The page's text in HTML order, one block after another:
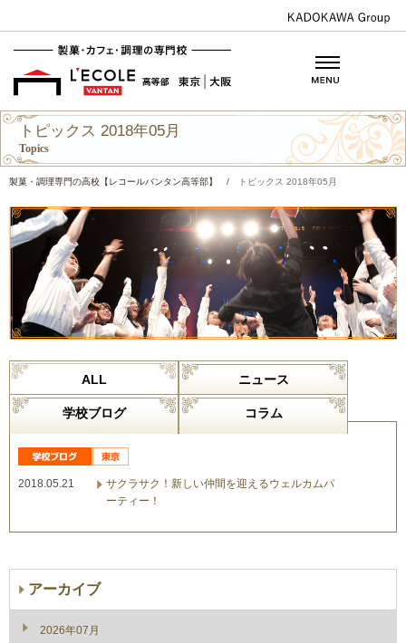
トピックス 2018年05月
Topics
製菓・調理専門の高校【レコールバンタン高等部】 / トピックス 2018年05月
ALL ニュース
学校ブログ コラム
2018.05.21
サクラサク！新しい仲間を迎えるウェルカムパ
ーティー！
アーカイブ
2026年07月